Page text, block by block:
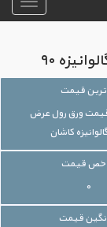
۹۰
قیمت
- قیمت ورق رول عرض
قیمت
۰
قیمت